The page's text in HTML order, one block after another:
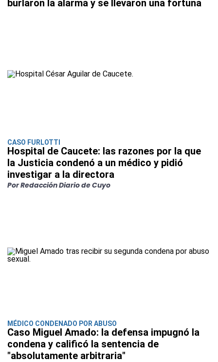
burlaron la alarma y se llevaron una fortuna
CASO FURLOTTI
Hospital de Caucete: las razones por la que
la Justicia condenó a un médico y pidió
investigar a la directora
Por Redacción Diario de Cuyo
MÉDICO CONDENADO POR ABUSO
Caso Miguel Amado: la defensa impugnó la
condena y calificó la sentencia de
"absolutamente arbitraria"